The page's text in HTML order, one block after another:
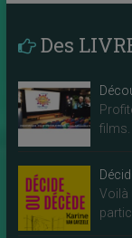
Des
Voilà